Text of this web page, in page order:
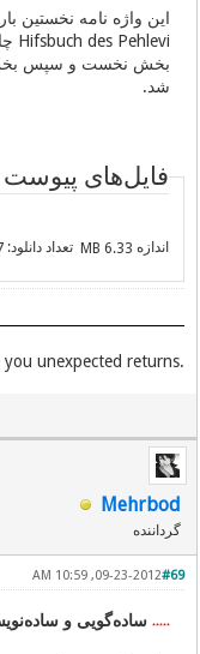
بخش نخست و سپس بخش
شد.
فایل‌های پیوست
اندازه 6.33 MB تعداد دانلود:
.Unexpected places give you unexpected returns
Mehrbod
گرداننده
#69
09-23-2012, 10:59 AM
٭٭٭٭٭ ساده‌گویی و